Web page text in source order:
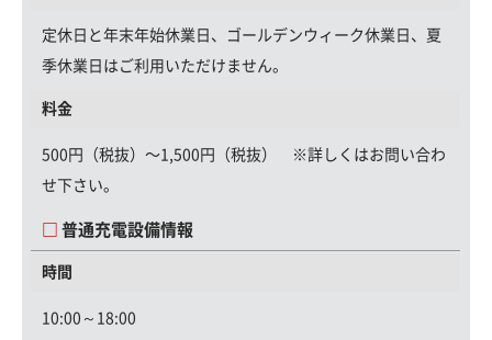
定休日と年末年始休業日、ゴールデンウィーク休業日、夏
季休業日はご利用いただけません。
料金
500円（税抜）〜1,500円（税抜） ※詳しくはお問い合わ
せ下さい。
普通充電設備情報
時間
10:00～18:00